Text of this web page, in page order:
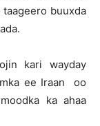
buuxda
kari wayday
ee Iraan oo
ka ahaa